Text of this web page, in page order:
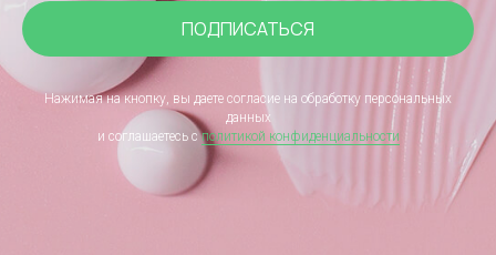
ПОДПИСАТЬСЯ
Нажимая на кнопку, вы даете согласие на обработку персональных
данных
и соглашаетесь cполитикой конфиденциальности